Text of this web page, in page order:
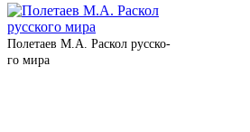
Полетаев М.А. Раскол рус­ско­
го мира